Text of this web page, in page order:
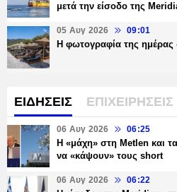
μετά την είσοδο της
05 Αυγ 2026 09:01
Η φωτογραφία της ημέρας
ΕΙΔΗΣΕΙΣ ΕΠΙΧΕΙΡΗΣΕΙΣ
06 Αυγ 2026 06:25
H «μάχη» στη Metlen και
να «κάψουν» τους short
06 Αυγ 2026 06:22